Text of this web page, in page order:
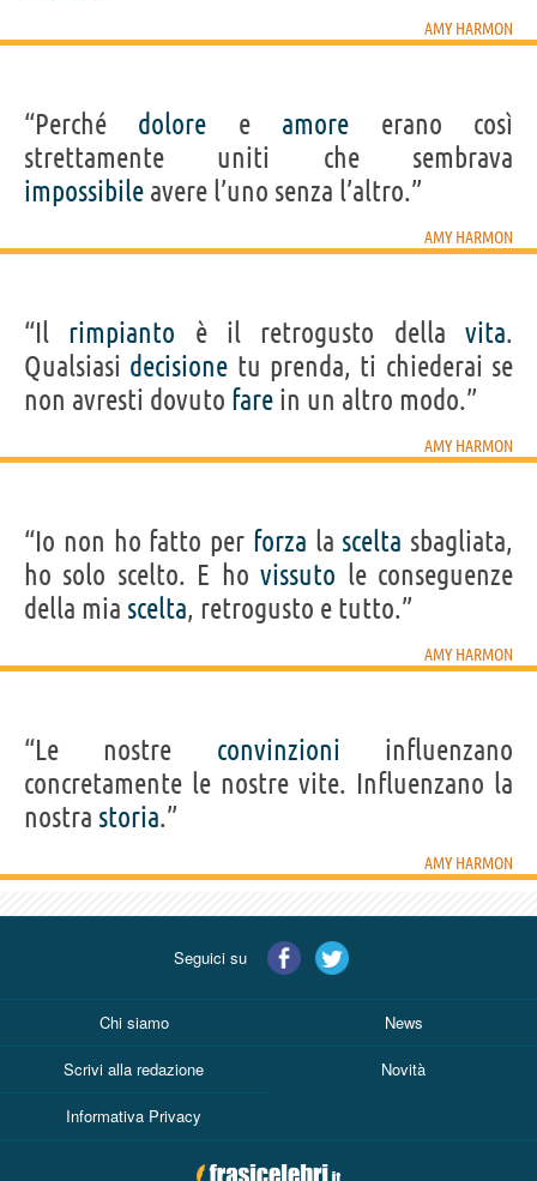
AMY HARMON
“Perché dolore e amore erano così
strettamente uniti che sembrava
impossibile avere l’uno senza l’altro.”
AMY HARMON
“Il rimpianto è il retrogusto dellavita.
Qualsiasi decisione tu prenda, ti chiederai se
non avresti dovuto fare in un altro modo.”
AMY HARMON
“Io non ho fatto per forza la scelta sbagliata,
ho solo scelto. E hovissuto le conseguenze
della mia scelta, retrogusto e tutto.”
AMY HARMON
“Le nostre convinzioni influenzano
concretamente le nostre vite. Influenzano la
nostra storia.”
AMY HARMON
Seguici su
Chi siamo News
Scrivi alla redazione Novità
Informativa Privacy